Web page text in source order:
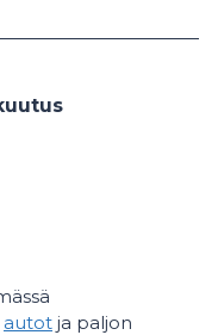
autot ja paljon